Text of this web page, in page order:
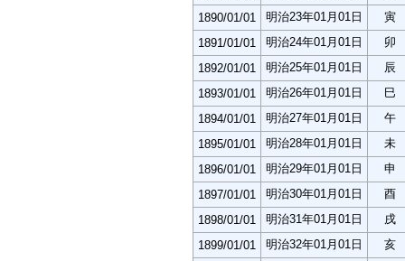
1890/01/01
明治23年01月01日
寅
1891/01/01
明治24年01月01日
卯
1892/01/01
明治25年01月01日
辰
1893/01/01
明治26年01月01日
巳
1894/01/01
明治27年01月01日
午
1895/01/01
明治28年01月01日
未
1896/01/01
明治29年01月01日
申
1897/01/01
明治30年01月01日
酉
1898/01/01
明治31年01月01日
戌
1899/01/01
明治32年01月01日
亥